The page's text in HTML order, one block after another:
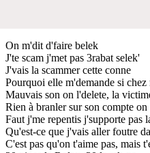
On m'dit d'faire belek
J'te scam j'met pas 3rabat selek'
J'vais la scammer cette conne
Pourquoi elle m'demande si chez
Mauvais son on l'delete, la
Rien à branler sur son compte on
Faut j'me repentis j'supporte pas
Qu'est-ce que j'vais aller foutre
C'est pas qu'on t'aime pas, mais